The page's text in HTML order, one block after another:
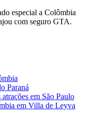
especial a Colômbia
com seguro GTA.
Paraná
em São Paulo
em Villa de Leyva